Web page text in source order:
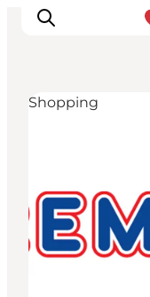
Events
Plane deine
Shopping